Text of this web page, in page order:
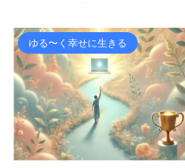
る合図なのです。 まだ終わりじ
ゃない。 この記事では、中高 ...
なくなってしまうのではない
か…」 もしかしたら、あなたも夜
になるとそんな不安な気持ちにな
って、眠れなくなったり、胸がド
キドキしたりすることがあるかも
しれませんね。 私も昔、同じよ
うな気持ちになったことがあるの
ゆる〜く幸せに生きる